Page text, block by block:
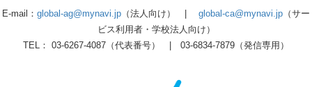
E-mail： global-ag@mynavi.jp （法人向け） | global-ca@mynavi.jp （サー
ビス利用者・学校法人向け）
TEL： 03-6267-4087（代表番号） | 03-6834-7879（発信専用）